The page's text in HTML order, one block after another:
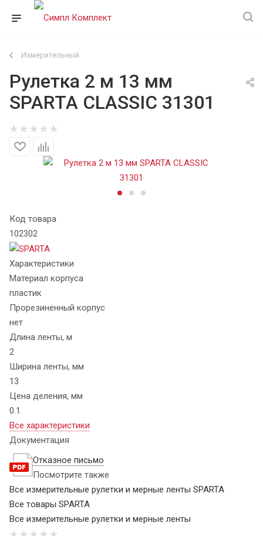
Измерительный
Рулетка 2 м 13 мм
SPARTA CLASSIC 31301
Код товара
102302
Характеристики
Материал корпуса
пластик
Прорезиненный корпус
нет
Длина ленты, м
2
Ширина ленты, мм
13
Цена деления, мм
0.1
Все характеристики
Документация
Отказное письмо
Посмотрите также
Все измерительные рулетки и мерные ленты SPARTA
Все товары SPARTA
Все измерительные рулетки и мерные ленты